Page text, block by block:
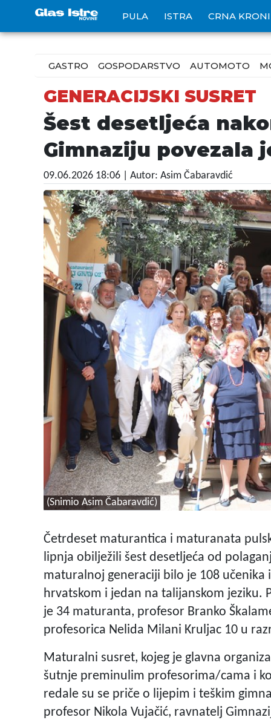
PULA ISTRA CRNA
GASTRO GOSPODARSTVO AUTOMOTO
GENERACIJSKI SUSRET
Šest desetljeća
Gimnaziju povezala
09.06.2026 18:06 | Autor: Asim Čabaravdić
(Snimio Asim Čabaravdić)
Četrdeset maturantica i maturanata
lipnja obilježili šest desetljeća od
maturalnoj generaciji bilo je 108
hrvatskom i jedan na talijanskom jeziku.
je 34 maturanta, profesor Branko
profesorica Nelida Milani Kruljac 10 u
Maturalni susret, kojeg je glavna
šutnje preminulim profesorima/cama i
redale su se priče o lijepim i teškim
profesor Nikola Vujačić, ravnatelj